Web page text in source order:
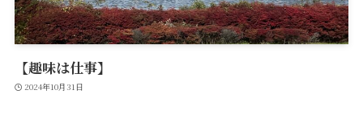
【趣味は仕事】
2024年10月31日